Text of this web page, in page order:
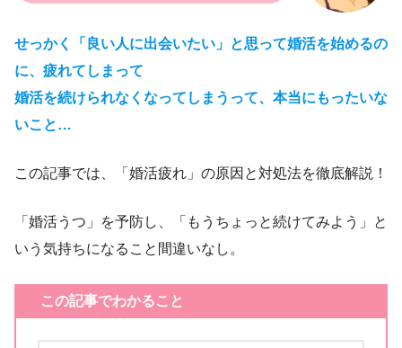
せっかく「良い人に出会いたい」と思って婚活を始めるの
に、疲れてしまって
婚活を続けられなくなってしまうって、本当にもったいな
いこと…
この記事では、「婚活疲れ」の原因と対処法を徹底解説！
「婚活うつ」を予防し、「もうちょっと続けてみよう」と
いう気持ちになること間違いなし。
この記事でわかること